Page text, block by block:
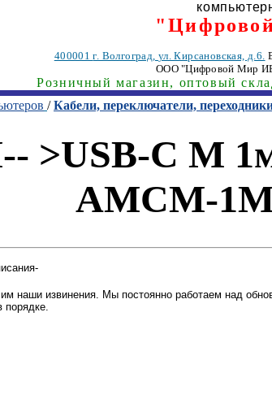
400001г. Волгоград, ул. Кирсановская, д.6.
ООО "Цифровой Мир
Розничный магазин, оптовый
/Кабели, переключатели,
>USB-C M
AMCM-
наши извинения. Мы постоянно работаем над
порядке.